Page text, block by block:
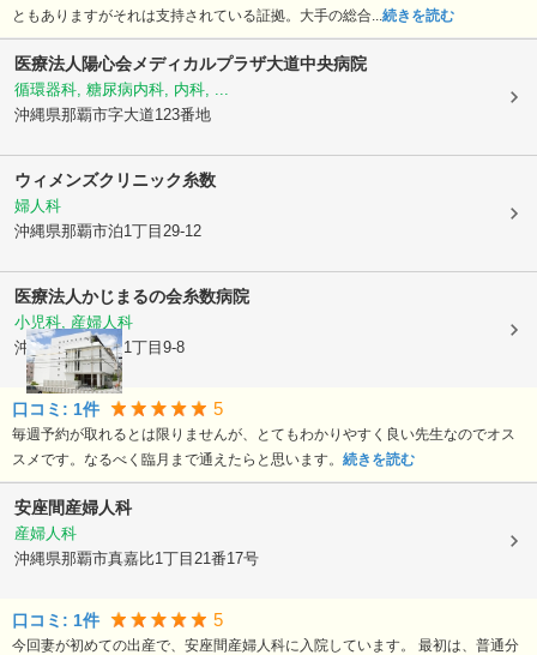
ともありますがそれは支持されている証拠。大手の総合... 続きを読む
医療法人陽心会メディカルプラザ大道中央病院
循環器科, 糖尿病内科, 内科, ...
沖縄県那覇市字大道123番地
ウィメンズクリニック糸数
婦人科
沖縄県那覇市泊1丁目29-12
医療法人かじまるの会糸数病院
小児科, 産婦人科
沖縄県那覇市泊1丁目9-8
口コミ: 1件 5
毎週予約が取れるとは限りませんが、とてもわかりやすく良い先生なのでオス
スメです。なるべく臨月まで通えたらと思います。 続きを読む
安座間産婦人科
産婦人科
沖縄県那覇市真嘉比1丁目21番17号
口コミ: 1件 5
今回妻が初めての出産で、安座間産婦人科に入院しています。 最初は、普通分